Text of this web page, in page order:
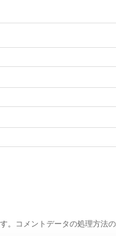
。 コメントデータの処理方法